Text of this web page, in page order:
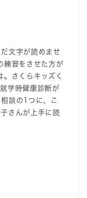
文字が読めませ
練習をさせた方が
さくらキッズく
学時健康診断が
談の1つに、こ
さんが上手に読